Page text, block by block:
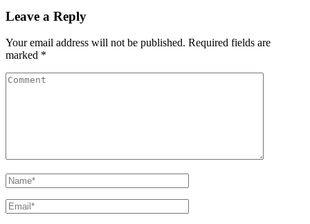
Leave a Reply
Your email address will not be published. Required fields are
marked *